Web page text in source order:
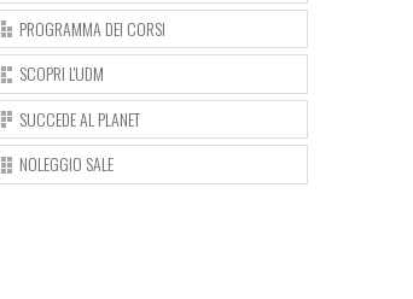
PROGRAMMA DEI CORSI
SCOPRI L'UDM
SUCCEDE AL PLANET
NOLEGGIO SALE